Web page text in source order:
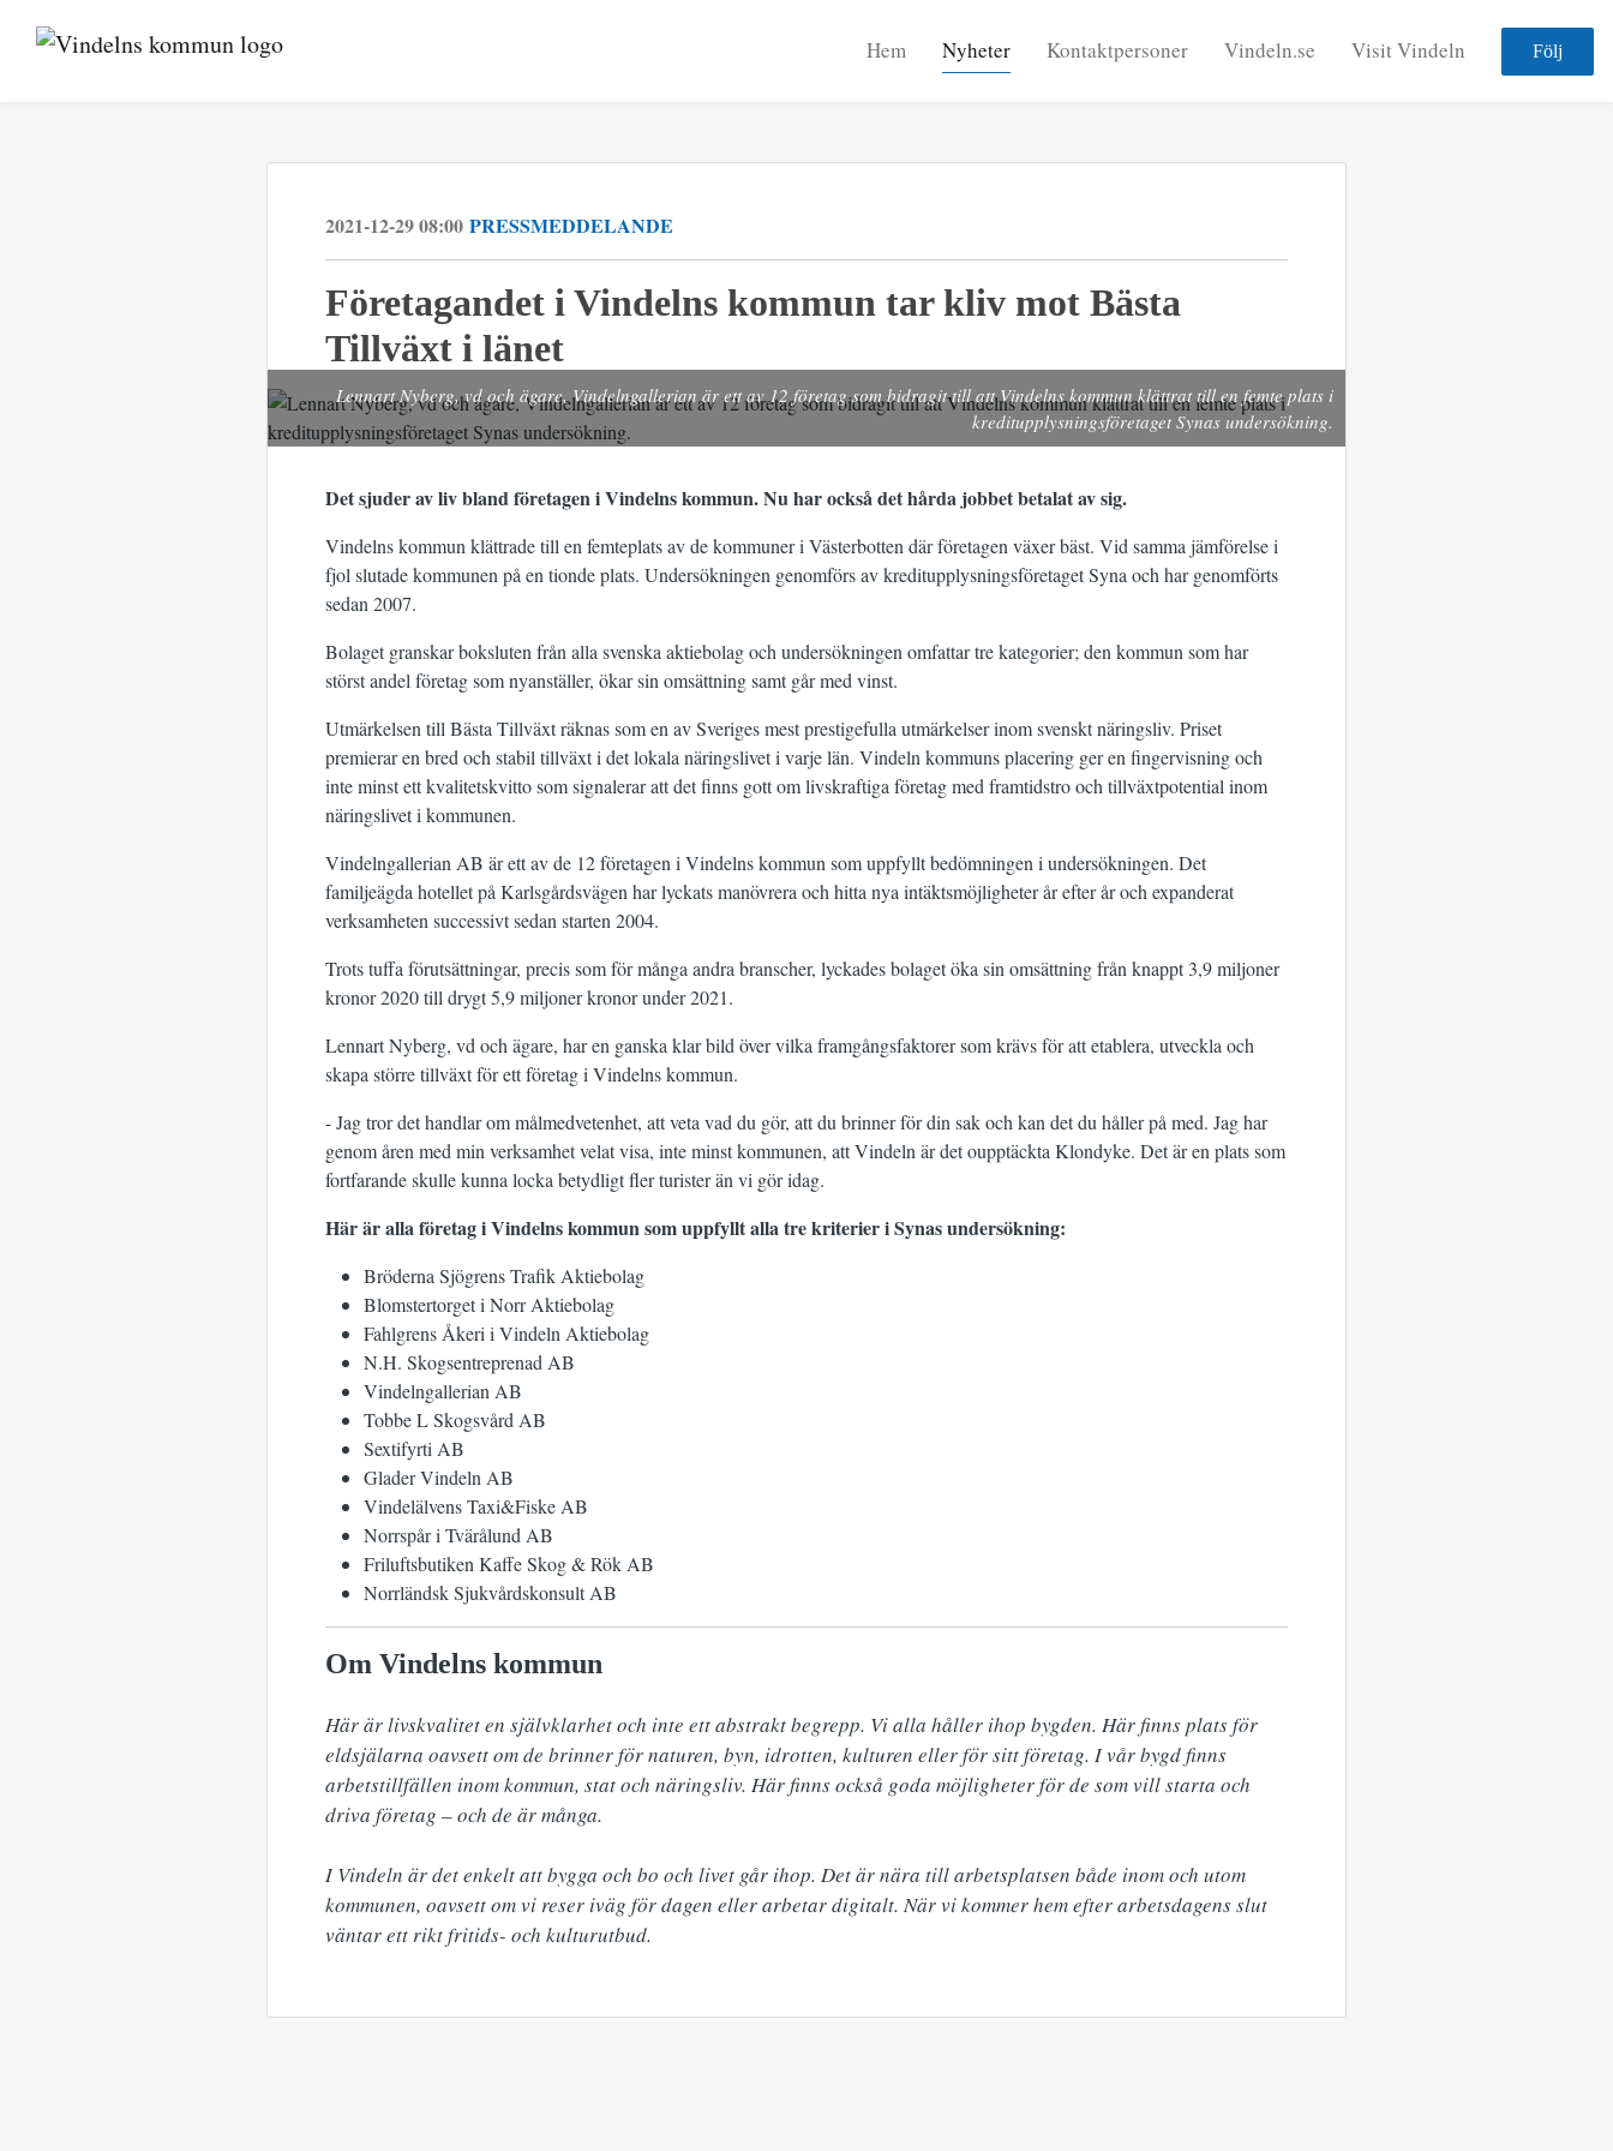
Hem Nyheter Kontaktpersoner Vindeln.se Visit Vindeln Följ
2021-12-29 08:00 PRESSMEDDELANDE
Företagandet i Vindelns kommun tar kliv mot Bästa
Tillväxt i länet
Lennart Nyberg, vd och ägare, Vindelngallerian är ett av 12 företag som bidragit till att Vindelns kommun klättrat till en femte plats i
kreditupplysningsföretaget Synas undersökning.
Det sjuder av liv bland företagen i Vindelns kommun. Nu har också det hårda jobbet betalat av sig.
Vindelns kommun klättrade till en femteplats av de kommuner i Västerbotten där företagen växer bäst. Vid samma jämförelse i
fjol slutade kommunen på en tionde plats. Undersökningen genomförs av kreditupplysningsföretaget Syna och har genomförts
sedan 2007.
Bolaget granskar boksluten från alla svenska aktiebolag och undersökningen omfattar tre kategorier; den kommun som har
störst andel företag som nyanställer, ökar sin omsättning samt går med vinst.
Utmärkelsen till Bästa Tillväxt räknas som en av Sveriges mest prestigefulla utmärkelser inom svenskt näringsliv. Priset
premierar en bred och stabil tillväxt i det lokala näringslivet i varje län. Vindeln kommuns placering ger en fingervisning och
inte minst ett kvalitetskvitto som signalerar att det finns gott om livskraftiga företag med framtidstro och tillväxtpotential inom
näringslivet i kommunen.
Vindelngallerian AB är ett av de 12 företagen i Vindelns kommun som uppfyllt bedömningen i undersökningen. Det
familjeägda hotellet på Karlsgårdsvägen har lyckats manövrera och hitta nya intäktsmöjligheter år efter år och expanderat
verksamheten successivt sedan starten 2004.
Trots tuffa förutsättningar, precis som för många andra branscher, lyckades bolaget öka sin omsättning från knappt 3,9 miljoner
kronor 2020 till drygt 5,9 miljoner kronor under 2021.
Lennart Nyberg, vd och ägare, har en ganska klar bild över vilka framgångsfaktorer som krävs för att etablera, utveckla och
skapa större tillväxt för ett företag i Vindelns kommun.
- Jag tror det handlar om målmedvetenhet, att veta vad du gör, att du brinner för din sak och kan det du håller på med. Jag har
genom åren med min verksamhet velat visa, inte minst kommunen, att Vindeln är det oupptäckta Klondyke. Det är en plats som
fortfarande skulle kunna locka betydligt fler turister än vi gör idag.
Här är alla företag i Vindelns kommun som uppfyllt alla tre kriterier i Synas undersökning:
Bröderna Sjögrens Trafik Aktiebolag
Blomstertorget i Norr Aktiebolag
Fahlgrens Åkeri i Vindeln Aktiebolag
N.H. Skogsentreprenad AB
Vindelngallerian AB
Tobbe L Skogsvård AB
Sextifyrti AB
Glader Vindeln AB
Vindelälvens Taxi&Fiske AB
Norrspår i Tvärålund AB
Friluftsbutiken Kaffe Skog & Rök AB
Norrländsk Sjukvårdskonsult AB
Om Vindelns kommun
Här är livskvalitet en självklarhet och inte ett abstrakt begrepp. Vi alla håller ihop bygden. Här finns plats för
eldsjälarna oavsett om de brinner för naturen, byn, idrotten, kulturen eller för sitt företag. I vår bygd finns
arbetstillfällen inom kommun, stat och näringsliv. Här finns också goda möjligheter för de som vill starta och
driva företag – och de är många.
I Vindeln är det enkelt att bygga och bo och livet går ihop. Det är nära till arbetsplatsen både inom och utom
kommunen, oavsett om vi reser iväg för dagen eller arbetar digitalt. När vi kommer hem efter arbetsdagens slut
väntar ett rikt fritids- och kulturutbud.